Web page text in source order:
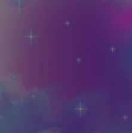
content